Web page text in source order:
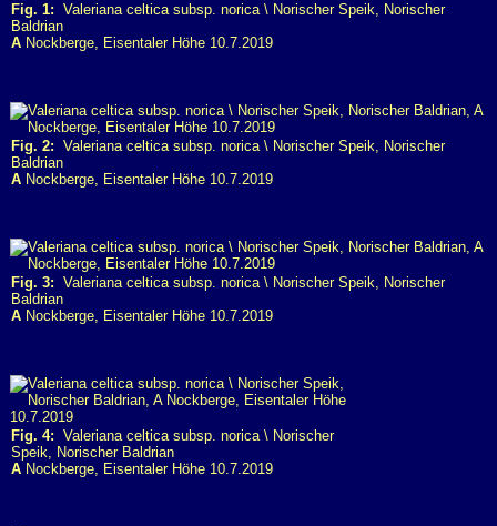
Fig. 1: Valeriana celtica subsp. norica \ Norischer Speik, Norischer
Baldrian
A Nockberge, Eisentaler Höhe 10.7.2019
Fig. 2: Valeriana celtica subsp. norica \ Norischer Speik, Norischer
Baldrian
A Nockberge, Eisentaler Höhe 10.7.2019
Fig. 3: Valeriana celtica subsp. norica \ Norischer Speik, Norischer
Baldrian
A Nockberge, Eisentaler Höhe 10.7.2019
Fig. 4: Valeriana celtica subsp. norica \ Norischer
Speik, Norischer Baldrian
A Nockberge, Eisentaler Höhe 10.7.2019